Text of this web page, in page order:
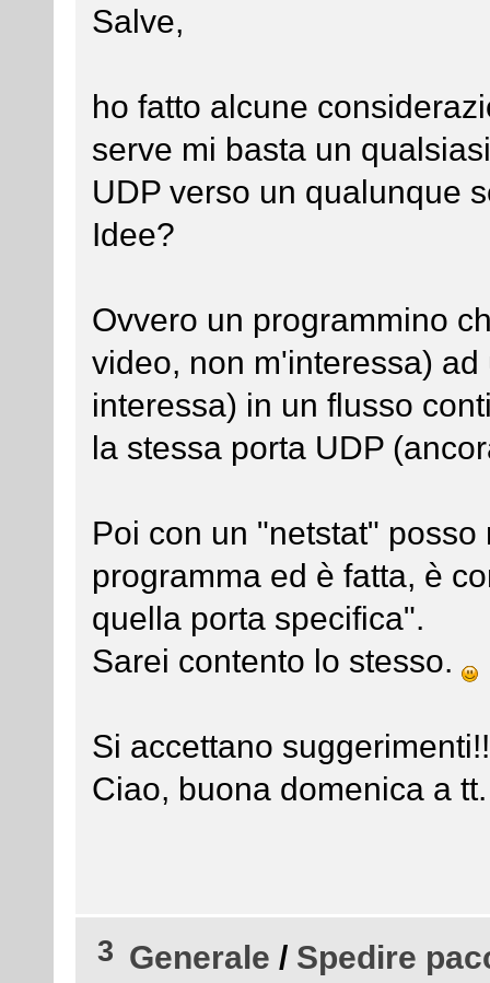
Salve,
ho fatto alcune
serve mi basta un
UDP verso un qualunque
Idee?
Ovvero un programmino
video, non m'interessa)
interessa) in un flusso
la stessa porta UDP
Poi con un "netstat"
programma ed è fatta, è
quella porta specifica".
Sarei contento lo stesso.
Si accettano
Ciao, buona domenica a tt.
3 Generale / Spedire